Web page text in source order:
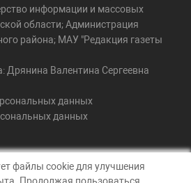
информации и массовых
области; Администрация
района; МАУ "Редакция газеты
Дрянина Валентина Сергеевна
данных
данных
файлы cookie для улучшения